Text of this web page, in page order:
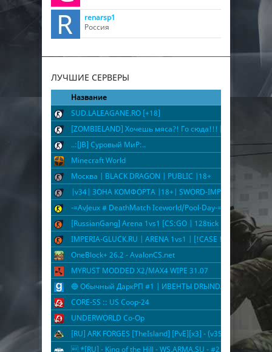
renarsp1
Россия
ЛУЧШИЕ СЕРВЕРЫ
Название
SUD.LALEAGANE.RO [+18]
[ZOMBIELAND] Хочешь мяса?! Го сюда!!! [CSO]
..:[JB] Суровый МиР:..
Minecraft World
Москва | BLACK DRAGON | PUBLIC |18+
|v34| ЗОНА КОМФОРТА |18+| SWORD-IMPERIA.RU
-=AvJeux # DeathMatch Iceworld/Pool-Day-=
[RussianGang] Arena 1vs1 [CS:GO | 128tick | !ws !knife !gl]
IMPERIA-GLUCK.RU | ARENA 1vs1 | [!CASE !WS !KNIFE]
OneBlock+ 26.2 - AvalonCS.net
MYRUST MODDED X2/MAX4 WIPE 31.07
🔵 Обычный ДаркРП #1 | ИBEHTЫ DRЫNDA
CORE-SS :: US Coop-24
UNDERWORLD Co-Op
[RU] ARK FORGES [TheIsland] [PvE][x3] - (v358.24)
 *[RU] - King of the Hill - WS.ARMA.SU - #2